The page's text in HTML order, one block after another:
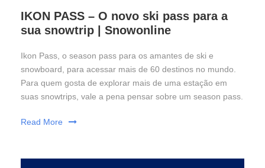
IKON PASS – O novo ski pass para a
sua snowtrip | Snowonline
Ikon Pass, o season pass para os amantes de ski e
snowboard, para acessar mais de 60 destinos no mundo.
Para quem gosta de explorar mais de uma estação em
suas snowtrips, vale a pena pensar sobre um season pass.
Read More